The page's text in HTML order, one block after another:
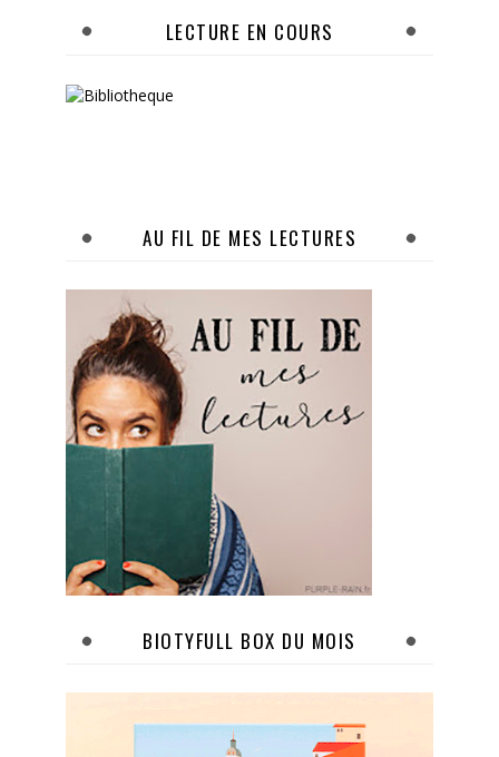
LECTURE EN COURS
AU FIL DE MES LECTURES
BIOTYFULL BOX DU MOIS